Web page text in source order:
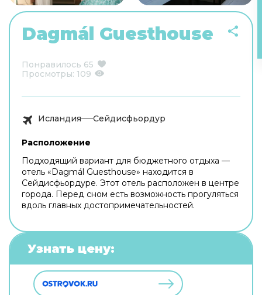
Dagmál Guesthouse
Понравилось 65
Просмотры: 109
Исландия Сейдисфьордур
Расположение
Подходящий вариант для бюджетного отдыха —
отель «Dagmál Guesthouse» находится в
Сейдисфьордуре. Этот отель расположен в центре
города. Перед сном есть возможность прогуляться
вдоль главных достопримечательностей.
Узнать цену: